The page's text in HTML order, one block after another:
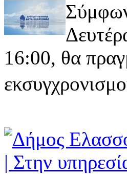
16:00, θα